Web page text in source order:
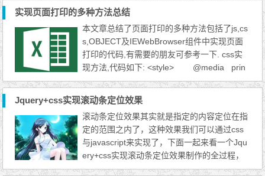
须的文件,程序代码如下: @import url(style.cs
s); 只能用在CSS文件中或者style标签中. 第二
种:简单的在页面中加载一个外部CSS文件,程
序代码如下: document.createStyleSheet(css
File); 第...
实现页面打印的多种方法总结
本文章总结了页面打印的多种方法包括了js,cs
s,OBJECT及IEWebBrowser组件中实现页面
打印的代码,有需要的朋友可参考一下. css实
现方法,代码如下: <style> @media prin
t { .ptn {display:block;} &...
Jquery+css实现滚动条定位效果
滚动条定位效果其实就是指定的内容定位在指
定的范围之内了，这种效果我们可以通过css
与javascript来实现了，下面一起来看一个Jqu
ery+css实现滚动条定位效果制作的全过程，
具体如下,这是在P项目碰到的一个功能实现，